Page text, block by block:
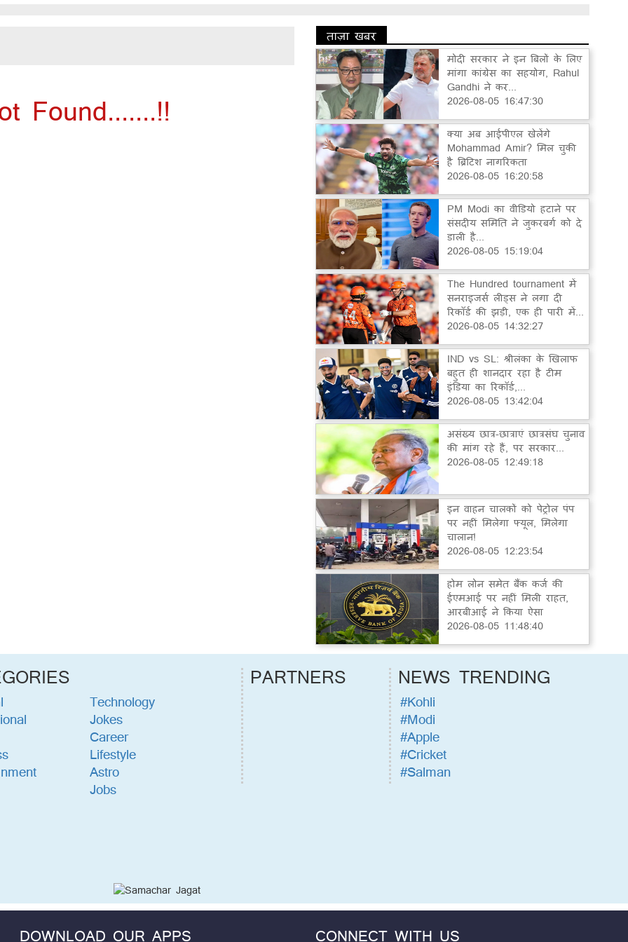
Found.......!!
ताज़ा खबर
मोदी सरकार ने इन बिलों के लिए
मांगा कांग्रेस का सहयोग, Rahul
Gandhi ने कर...
2026-08-05 16:47:30
क्या अब आईपीएल खेलेंगे
Mohammad Amir? मिल चुकी
है ब्रिटिश नागरिकता
2026-08-05 16:20:58
PM Modi का वीडियो हटाने पर
संसदीय समिति ने जुकरबर्ग को दे
डाली है...
2026-08-05 15:19:04
The Hundred tournament में
सनराइजर्स लीड्स ने लगा दी
रिकॉर्ड की झड़ी, एक ही पारी में...
2026-08-05 14:32:27
IND vs SL: श्रीलंका के खिलाफ
बहुत ही शानदार रहा है टीम
इंडिया का रिकॉर्ड,...
2026-08-05 13:42:04
असंख्य छात्र-छात्राएं छात्रसंघ चुनाव
की मांग रहे हैं, पर सरकार...
2026-08-05 12:49:18
इन वाहन चालकों को पेट्रोल पंप
पर नहीं मिलेगा फ्यूल, मिलेगा
चालान!
2026-08-05 12:23:54
होम लोन समेत बैंक कर्ज की
ईएमआई पर नहीं मिली राहत,
आरबीआई ने किया ऐसा
2026-08-05 11:48:40
Technology
Jokes
Career
Lifestyle
Astro
Jobs
PARTNERS NEWS TRENDING
#Kohli
#Modi
#Apple
#Cricket
#Salman
DOWNLOAD OUR APPS CONNECT WITH US